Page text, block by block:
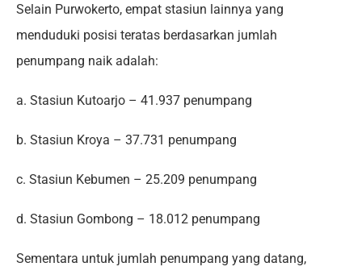
Selain Purwokerto, empat stasiun lainnya yang
menduduki posisi teratas berdasarkan jumlah
penumpang naik adalah:
a. Stasiun Kutoarjo – 41.937 penumpang
b. Stasiun Kroya – 37.731 penumpang
c. Stasiun Kebumen – 25.209 penumpang
d. Stasiun Gombong – 18.012 penumpang
Sementara untuk jumlah penumpang yang datang,